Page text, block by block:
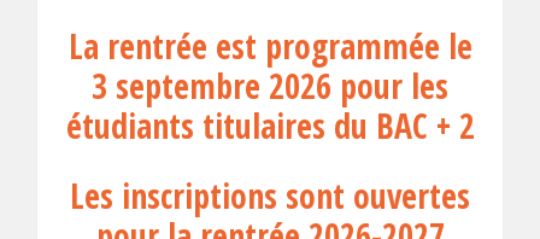
La rentrée est programmée le
3 septembre 2026 pour les
étudiants titulaires du BAC + 2
Les inscriptions sont ouvertes